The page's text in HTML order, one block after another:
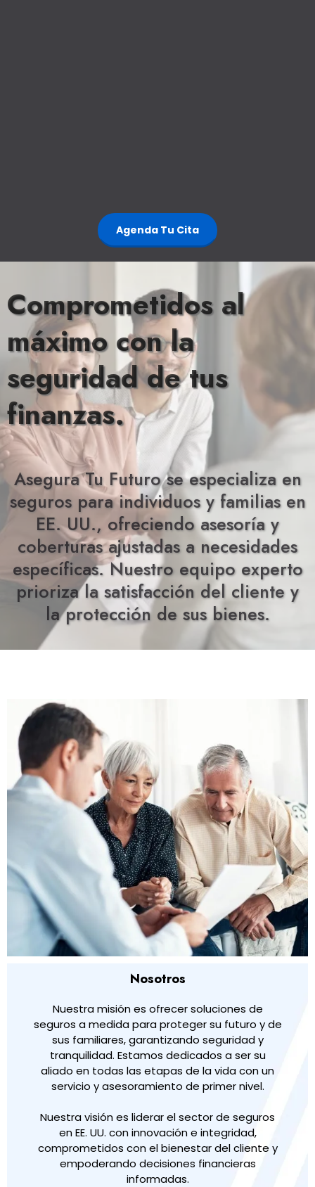
Agenda Tu Cita
Comprometidos al
máximo con la
seguridad de tus
finanzas.
Asegura Tu Futuro se especializa en
seguros para individuos y familias en
EE. UU., ofreciendo asesoría y
coberturas ajustadas a necesidades
específicas. Nuestro equipo experto
prioriza la satisfacción del cliente y
la protección de sus bienes.
Nosotros
Nuestra misión es ofrecer soluciones de
seguros a medida para proteger su futuro y de
sus familiares, garantizando seguridad y
tranquilidad. Estamos dedicados a ser su
aliado en todas las etapas de la vida con un
servicio y asesoramiento de primer nivel.
Nuestra visión es liderar el sector de seguros
en EE. UU. con innovación e integridad,
comprometidos con el bienestar del cliente y
empoderando decisiones financieras
informadas.